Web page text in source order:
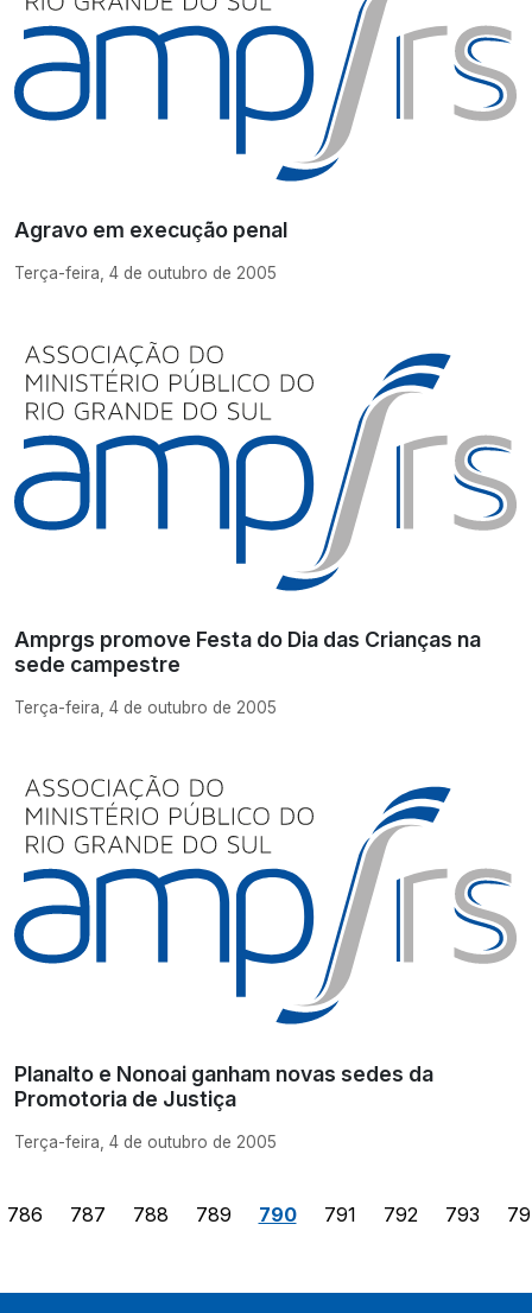
Agravo em execução penal
Terça-feira, 4 de outubro de 2005
Amprgs promove Festa do Dia das Crianças na
sede campestre
Terça-feira, 4 de outubro de 2005
Planalto e Nonoai ganham novas sedes da
Promotoria de Justiça
Terça-feira, 4 de outubro de 2005
786 787 788 789 790 791 792 793